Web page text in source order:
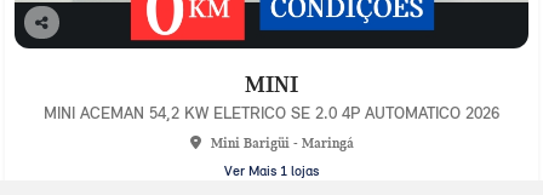
Co
lhe
MINI
MINI ACEMAN 54,2 KW ELETRICO SE 2.0 4P AUTOMATICO 2026
Mini Barigüi - Maringá
Ver Mais 1 lojas